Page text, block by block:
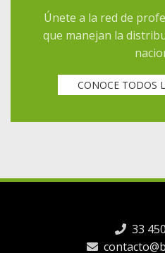
Únete a la red de
que manejan la
CONOCE TODOS
33